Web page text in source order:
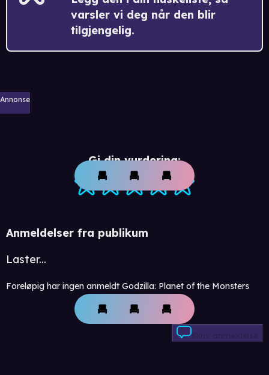
varsler vi deg når den blir
tilgjengelig.
Annonse
Gi din vurdering:
Anmeldelser fra publikum
Laster...
Foreløpig har ingen anmeldt Godzilla: Planet of the Monsters
Skriv anmeldelse